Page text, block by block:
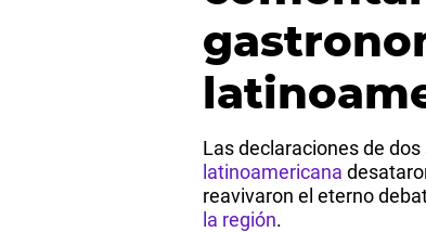
Las declaraciones de
latinoamericana
reavivaron el eterno
la región.